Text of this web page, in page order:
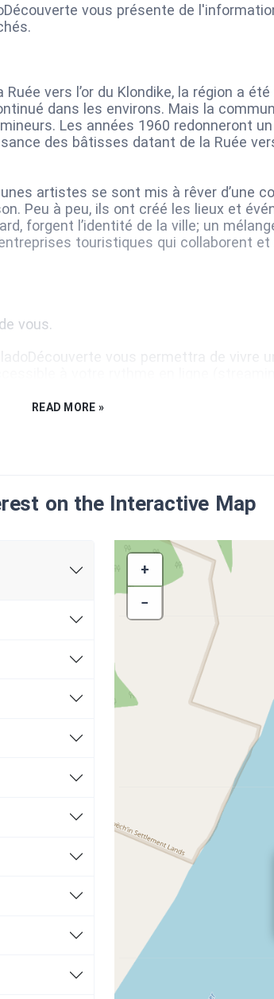
vous présente de
vers l’or du Klondike, la région a
dans les environs. Mais la
Les années 1960 redonneront
des bâtisses datant de la Ruée
artistes se sont mis à rêver d’une
Peu à peu, ils ont créé les lieux et
forgent l’identité de la ville; un
touristiques qui collaborent
vous.
vous permettra de vivre
un feu)
gouvernement du Yukon
READ MORE »
on the Interactive Map
+
−